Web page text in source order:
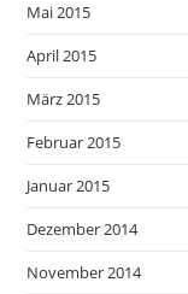
Mai 2015
April 2015
März 2015
Februar 2015
Januar 2015
Dezember 2014
November 2014